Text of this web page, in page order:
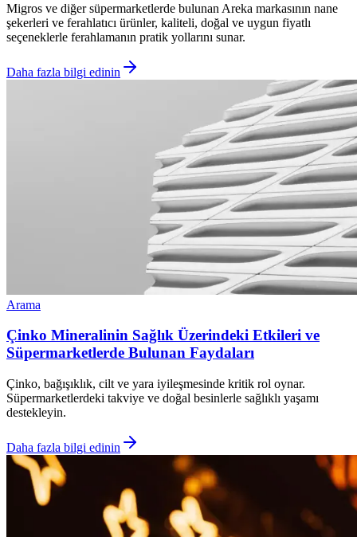
Migros ve diğer süpermarketlerde bulunan Areka markasının nane
şekerleri ve ferahlatıcı ürünler, kaliteli, doğal ve uygun fiyatlı
seçeneklerle ferahlamanın pratik yollarını sunar.
Daha fazla bilgi edinin
Arama
Çinko Mineralinin Sağlık Üzerindeki Etkileri ve
Süpermarketlerde Bulunan Faydaları
Çinko, bağışıklık, cilt ve yara iyileşmesinde kritik rol oynar.
Süpermarketlerdeki takviye ve doğal besinlerle sağlıklı yaşamı
destekleyin.
Daha fazla bilgi edinin